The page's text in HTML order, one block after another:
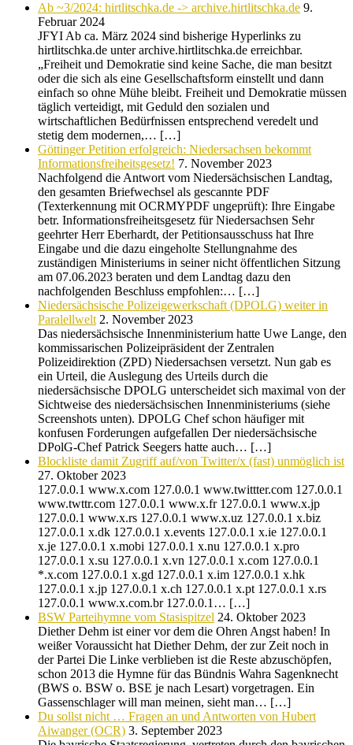
Ab ~3/2024: hirtlitschka.de -> archive.hirtlitschka.de 9.
Februar 2024
JFYI Ab ca. März 2024 sind bisherige Hyperlinks zu
hirtlitschka.de unter archive.hirtlitschka.de erreichbar.
„Freiheit und Demokratie sind keine Sache, die man besitzt
oder die sich als eine Gesellschaftsform einstellt und dann
einfach so ohne Mühe bleibt. Freiheit und Demokratie müssen
täglich verteidigt, mit Geduld den sozialen und
wirtschaftlichen Bedürfnissen entsprechend veredelt und
stetig dem modernen,… […]
Göttinger Petition erfolgreich: Niedersachsen bekommt
Informationsfreiheitsgesetz! 7. November 2023
Nachfolgend die Antwort vom Niedersächsischen Landtag,
den gesamten Briefwechsel als gescannte PDF
(Texterkennung mit OCRMYPDF ungeprüft): Ihre Eingabe
betr. Informationsfreiheitsgesetz für Niedersachsen Sehr
geehrter Herr Eberhardt, der Petitionsausschuss hat Ihre
Eingabe und die dazu eingeholte Stellungnahme des
zuständigen Ministeriums in seiner nicht öffentlichen Sitzung
am 07.06.2023 beraten und dem Landtag dazu den
nachfolgenden Beschluss empfohlen:… […]
Niedersächsische Polizeigewerkschaft (DPOLG) weiter in
Paralellwelt 2. November 2023
Das niedersächsische Innenministerium hatte Uwe Lange, den
kommissarischen Polizeipräsident der Zentralen
Polizeidirektion (ZPD) Niedersachsen versetzt. Nun gab es
ein Urteil, die Auslegung des Urteils durch die
niedersächsische DPOLG unterscheidet sich maximal von der
Sichtweise des niedersächsischen Innenministeriums (siehe
Screenshots unten). DPOLG Chef schon häufiger mit
konfusen Forderungen aufgefallen Der niedersächsische
DPolG-Chef Patrick Seegers hatte auch… […]
Blockliste damit Zugriff auf/von Twitter/x (fast) unmöglich ist
27. Oktober 2023
127.0.0.1 www.x.com 127.0.0.1 www.twittter.com 127.0.0.1
www.twttr.com 127.0.0.1 www.x.fr 127.0.0.1 www.x.jp
127.0.0.1 www.x.rs 127.0.0.1 www.x.uz 127.0.0.1 x.biz
127.0.0.1 x.dk 127.0.0.1 x.events 127.0.0.1 x.ie 127.0.0.1
x.je 127.0.0.1 x.mobi 127.0.0.1 x.nu 127.0.0.1 x.pro
127.0.0.1 x.su 127.0.0.1 x.vn 127.0.0.1 x.com 127.0.0.1
*.x.com 127.0.0.1 x.gd 127.0.0.1 x.im 127.0.0.1 x.hk
127.0.0.1 x.jp 127.0.0.1 x.ch 127.0.0.1 x.pt 127.0.0.1 x.rs
127.0.0.1 www.x.com.br 127.0.0.1… […]
BSW Parteihymne vom Stasispitzel 24. Oktober 2023
Diether Dehm ist einer vor dem die Ohren Angst haben! In
weißer Voraussicht hat Diether Dehm, der zur Zeit noch in
der Partei Die Linke verblieben ist die Reste abzuschöpfen,
schon 2013 die Hymne für das Bündnis Wahra Sagenknecht
(BWS o. BSW o. BSE je nach Lesart) vorgetragen. Ein
Gassenschlager will man meinen, sieht man… […]
Du sollst nicht … Fragen an und Antworten von Hubert
Aiwanger (OCR) 3. September 2023